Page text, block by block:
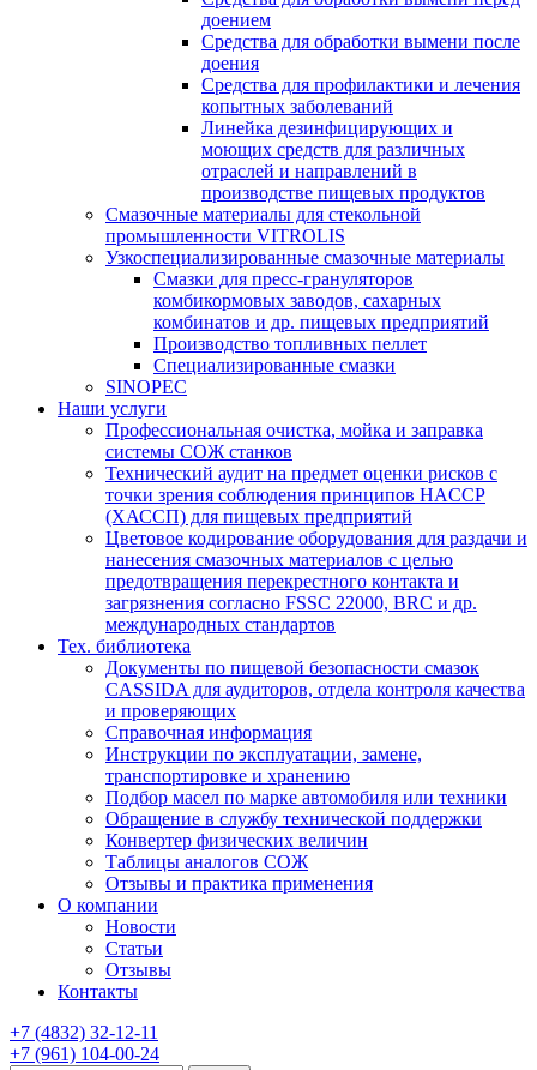
доением
Средства для обработки вымени после
доения
Средства для профилактики и лечения
копытных заболеваний
Линейка дезинфицирующих и
моющих средств для различных
отраслей и направлений в
производстве пищевых продуктов
Смазочные материалы для стекольной
промышленности VITROLIS
Узкоспециализированные смазочные материалы
Смазки для пресс-грануляторов
комбикормовых заводов, сахарных
комбинатов и др. пищевых предприятий
Производство топливных пеллет
Специализированные смазки
SINOPEC
Наши услуги
Профессиональная очистка, мойка и заправка
системы СОЖ станков
Технический аудит на предмет оценки рисков с
точки зрения соблюдения принципов HACCP
(ХАССП) для пищевых предприятий
Цветовое кодирование оборудования для раздачи и
нанесения смазочных материалов с целью
предотвращения перекрестного контакта и
загрязнения согласно FSSC 22000, BRC и др.
международных стандартов
Тех. библиотека
Документы по пищевой безопасности смазок
CASSIDA для аудиторов, отдела контроля качества
и проверяющих
Справочная информация
Инструкции по эксплуатации, замене,
транспортировке и хранению
Подбор масел по марке автомобиля или техники
Обращение в службу технической поддержки
Конвертер физических величин
Таблицы аналогов СОЖ
Отзывы и практика применения
О компании
Новости
Статьи
Отзывы
Контакты
+7 (4832) 32-12-11
+7 (961) 104-00-24